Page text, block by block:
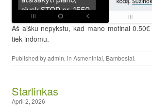
Aš aišku nepykstu, kad mano motinai 0.50€
tiek indomu.
Published byadmin, in Asmeniniai, Bambesiai.
Starlinkas
April 2, 2026